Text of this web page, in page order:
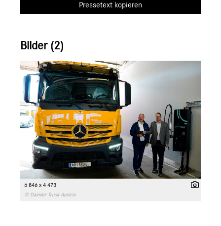
Pressetext kopieren
Bilder (2)
6 846 x 4 473
© Daimler Truck Austria